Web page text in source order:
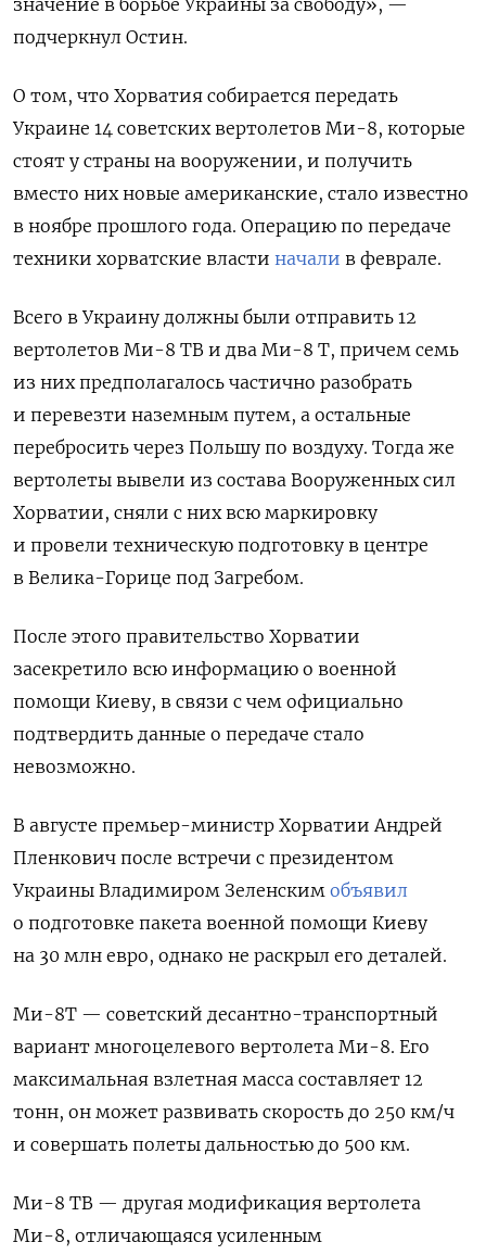
подчеркнул Остин.
О том, что Хорватия собирается передать
Украине 14 советских вертолетов Ми-8, которые
стоят у страны на вооружении, и получить
вместо них новые американские, стало известно
в ноябре прошлого года. Операцию по передаче
техники хорватские власти начали в феврале.
Всего в Украину должны были отправить 12
вертолетов Ми-8 ТВ и два Ми-8 Т, причем семь
из них предполагалось частично разобрать
и перевезти наземным путем, а остальные
перебросить через Польшу по воздуху. Тогда же
вертолеты вывели из состава Вооруженных сил
Хорватии, сняли с них всю маркировку
и провели техническую подготовку в центре
в Велика-Горице под Загребом.
После этого правительство Хорватии
засекретило всю информацию о военной
помощи Киеву, в связи с чем официально
подтвердить данные о передаче стало
невозможно.
В августе премьер-министр Хорватии Андрей
Пленкович после встречи с президентом
Украины Владимиром Зеленским объявил
о подготовке пакета военной помощи Киеву
на 30 млн евро, однако не раскрыл его деталей.
Ми-8Т — советский десантно-транспортный
вариант многоцелевого вертолета Ми-8. Его
максимальная взлетная масса составляет 12
тонн, он может развивать скорость до 250 км/ч
и совершать полеты дальностью до 500 км.
Ми-8 ТВ — другая модификация вертолета
Ми-8, отличающаяся усиленным